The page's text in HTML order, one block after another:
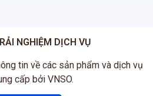
NGHIỆM DỊCH VỤ
tin về các sản phẩm và dịch vụ
cấp bởi VNSO.